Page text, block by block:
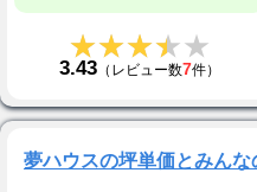
★★★★★
★★★★★
3.43 （レビュー数7件）
夢ハウスの坪単価とみんな